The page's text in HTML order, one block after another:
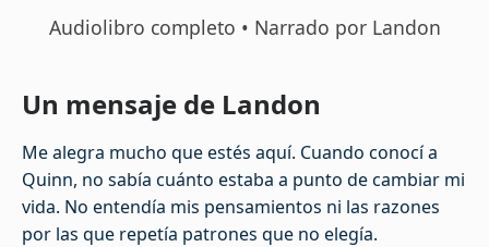
Audiolibro completo • Narrado por Landon
Un mensaje de Landon
Me alegra mucho que estés aquí. Cuando conocí a
Quinn, no sabía cuánto estaba a punto de cambiar mi
vida. No entendía mis pensamientos ni las razones
por las que repetía patrones que no elegía.